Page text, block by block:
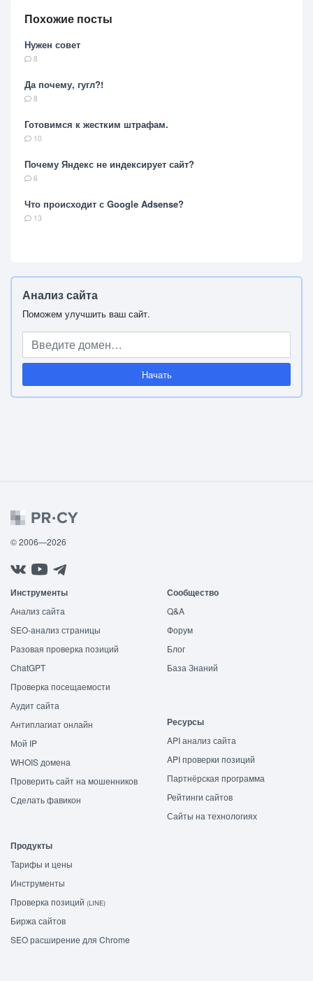
Похожие посты
Нужен совет
8
Да почему, гугл?!
8
Готовимся к жестким штрафам.
10
Почему Яндекс не индексирует сайт?
6
Что происходит с Google Adsense?
13
Анализ сайта
Поможем улучшить ваш сайт.
Начать
© 2006—2026
Инструменты
Анализ сайта
SEO-анализ страницы
Разовая проверка позиций
ChatGPT
Проверка посещаемости
Аудит сайта
Антиплагиат онлайн
Мой IP
WHOIS домена
Проверить сайт на мошенников
Сделать фавикон
Сообщество
Q&A
Форум
Блог
База Знаний
Ресурсы
API анализ сайта
API проверки позиций
Партнёрская программа
Рейтинги сайтов
Сайты на технологиях
Продукты
Тарифы и цены
Инструменты
Проверка позиций (LINE)
Биржа сайтов
SEO расширение для Chrome